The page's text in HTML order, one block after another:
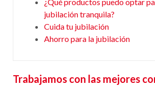
jubilación tranquila?
Cuida tu jubilación
Ahorro para la jubilación
Trabajamos con las mejores